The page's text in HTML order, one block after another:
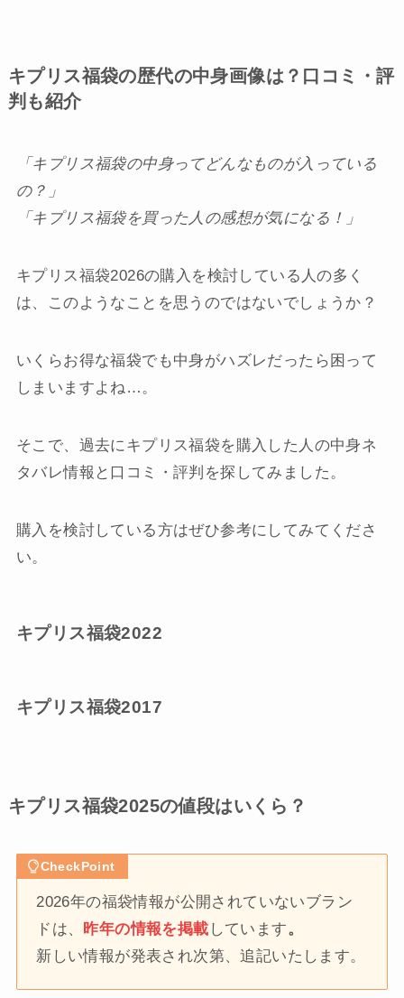
キプリス福袋の歴代の中身画像は？口コミ・評
判も紹介
「キプリス福袋の中身ってどんなものが入っている
の？」
「キプリス福袋を買った人の感想が気になる！」
キプリス福袋2026の購入を検討している人の多く
は、このようなことを思うのではないでしょうか？
いくらお得な福袋でも中身がハズレだったら困って
しまいますよね…。
そこで、過去にキプリス福袋を購入した人の中身ネ
タバレ情報と口コミ・評判を探してみました。
購入を検討している方はぜひ参考にしてみてくださ
い。
キプリス福袋2022
キプリス福袋2017
キプリス福袋2025の値段はいくら？
CheckPoint
2026年の福袋情報が公開されていないブラン
ドは、 昨年の情報を掲載 しています。
新しい情報が発表され次第、追記いたします。